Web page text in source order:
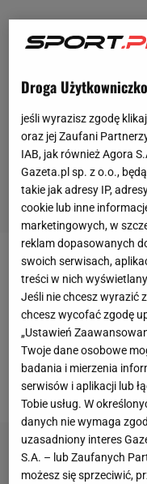
Zdaniem
przedstawiciele
wstępną ofertę
obowiązywać od
świata płyną głosy
ale pojawią się
Droga
jeśli wyrazisz zgodę
oraz jej Zaufani
IAB, jak również Agora
Gazeta.pl sp. z o.o.,
takie jak adresy IP,
cookie lub inne
marketingowych, w
reklam dopasowanych
swoich serwisach,
treści w nich
Jeśli nie chcesz wyrazić
chcesz wycofać zgodę
„Ustawień
Twoje dane osobowe
badania i mierzenia
serwisów i aplikacji lub
Tobie usług. W
danych nie wymaga
uzasadniony interes
S.A. – lub Zaufanych
możesz się sprzeciwić,